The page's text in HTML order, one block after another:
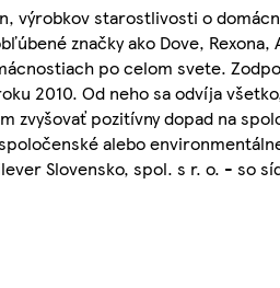
výrobkov starostlivosti o
značky ako Dove, Rexona,
po celom svete.
2010. Od neho sa odvíja
pozitívny dopad na
alebo
Slovensko, spol. s r. o. - so